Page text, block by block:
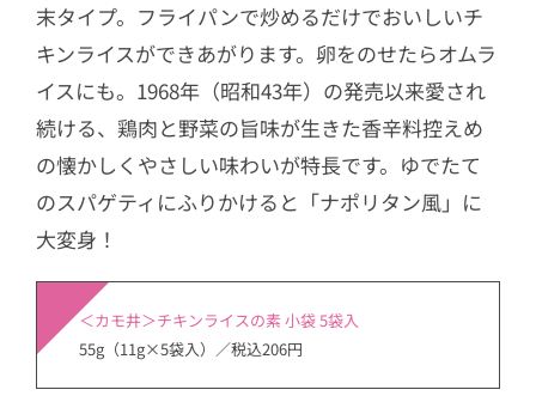
末タイプ。フライパンで炒めるだけでおいしいチ
キンライスができあがります。卵をのせたらオムラ
イスにも。1968年（昭和43年）の発売以来愛され
続ける、鶏肉と野菜の旨味が生きた香辛料控えめ
の懐かしくやさしい味わいが特長です。ゆでたて
のスパゲティにふりかけると「ナポリタン風」に
大変身！
＜カモ井＞チキンライスの素 小袋 5袋入
55g（11g×5袋入）／税込206円